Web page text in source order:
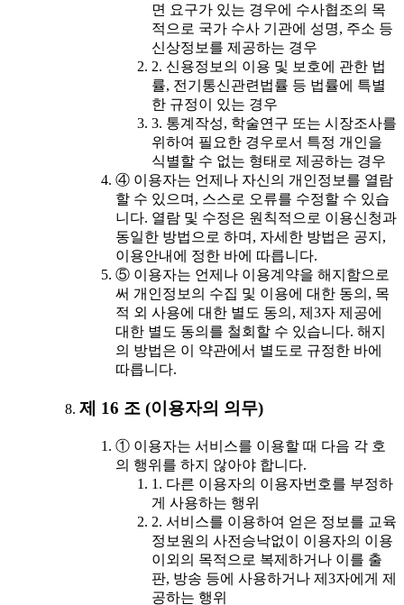
면 요구가 있는 경우에 수사협조의 목
적으로 국가 수사 기관에 성명, 주소 등
신상정보를 제공하는 경우
2. 신용정보의 이용 및 보호에 관한 법
률, 전기통신관련법률 등 법률에 특별
한 규정이 있는 경우
3. 통계작성, 학술연구 또는 시장조사를
위하여 필요한 경우로서 특정 개인을
식별할 수 없는 형태로 제공하는 경우
④ 이용자는 언제나 자신의 개인정보를 열람
할 수 있으며, 스스로 오류를 수정할 수 있습
니다. 열람 및 수정은 원칙적으로 이용신청과
동일한 방법으로 하며, 자세한 방법은 공지,
이용안내에 정한 바에 따릅니다.
⑤ 이용자는 언제나 이용계약을 해지함으로
써 개인정보의 수집 및 이용에 대한 동의, 목
적 외 사용에 대한 별도 동의, 제3자 제공에
대한 별도 동의를 철회할 수 있습니다. 해지
의 방법은 이 약관에서 별도로 규정한 바에
따릅니다.
제 16 조 (이용자의 의무)
① 이용자는 서비스를 이용할 때 다음 각 호
의 행위를 하지 않아야 합니다.
1. 다른 이용자의 이용자번호를 부정하
게 사용하는 행위
2. 서비스를 이용하여 얻은 정보를 교육
정보원의 사전승낙없이 이용자의 이용
이외의 목적으로 복제하거나 이를 출
판, 방송 등에 사용하거나 제3자에게 제
공하는 행위